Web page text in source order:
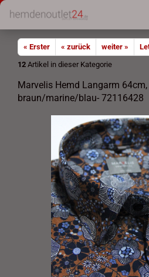
« Erster « zurück weiter »
12 Artikel in dieser Kategorie
Marvelis Hemd Langarm
braun/marine/blau- 72116428